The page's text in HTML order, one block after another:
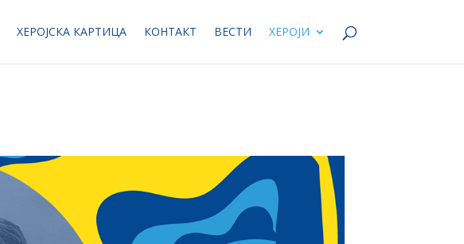
ХЕРОЈСКА КАРТИЦА КОНТАКТ ВЕСТИ ХЕРОЈИ